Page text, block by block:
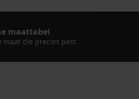
maattabel
maat die precies past